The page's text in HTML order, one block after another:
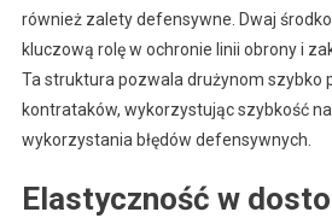
również zalety defensywne. Dwaj
kluczową rolę w ochronie linii obrony i
Ta struktura pozwala drużynom szybko
kontrataków, wykorzystując szybkość
wykorzystania błędów defensywnych.
Elastyczność w